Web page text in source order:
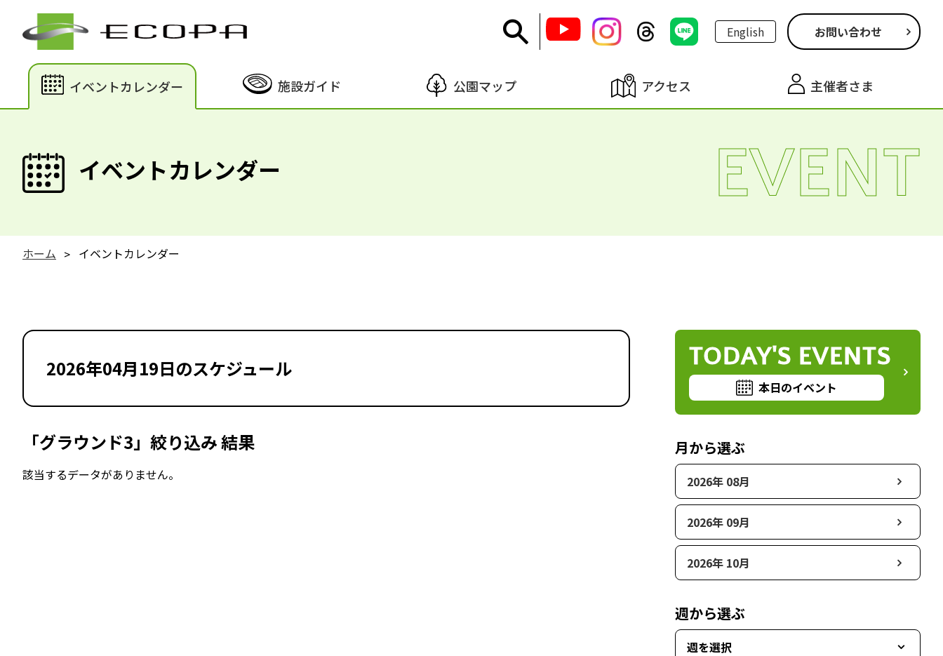
English お問い合わせ
イベントカレンダー 施設ガイド 公園マップ アクセス 主催者さま
イベントカレンダー EVENT
ホーム イベントカレンダー
2026年04月19日のスケジュール
「グラウンド3」絞り込み 結果
該当するデータがありません。
TODAY'S EVENTS
本日のイベント
月から選ぶ
2026年 08月
2026年 09月
2026年 10月
週から選ぶ
週を選択